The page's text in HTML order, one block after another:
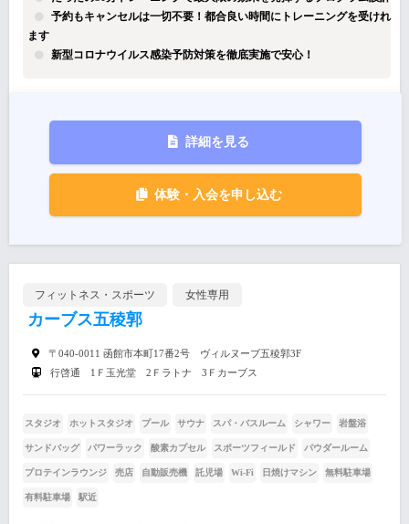
予約もキャンセルは一切不要！都合良い時間にトレーニングを受けれ
ます
新型コロナウイルス感染予防対策を徹底実施で安心！
詳細を見る
体験・入会を申し込む
フィットネス・スポーツ 女性専用
カーブス五稜郭
〒040-0011 函館市本町17番2号 ヴィルヌーブ五稜郭3F
行啓通 1Ｆ玉光堂 2Ｆラトナ 3Ｆカーブス
スタジオ ホットスタジオ プール サウナ スパ・バスルーム シャワー 岩盤浴
サンドバッグ パワーラック 酸素カプセル スポーツフィールド パウダールーム
プロテインラウンジ 売店 自動販売機 託児場 Wi-Fi 日焼けマシン 無料駐車場
有料駐車場 駅近